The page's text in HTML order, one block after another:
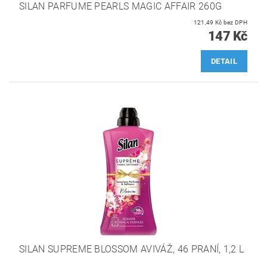
SILAN PARFUME PEARLS MAGIC AFFAIR 260G
121,49 Kč bez DPH
147 Kč
DETAIL
SILAN SUPREME BLOSSOM AVIVÁŽ, 46 PRANÍ, 1,2 L ‌